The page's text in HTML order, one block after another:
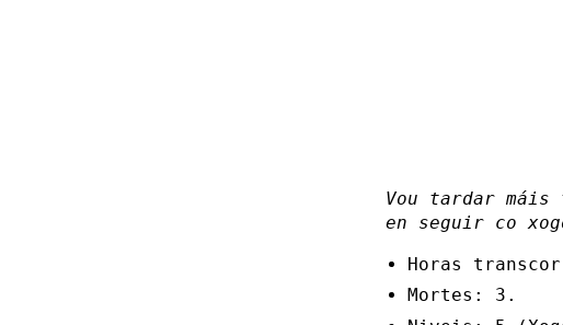
Vou tardar máis
en seguir co
Horas
Mortes: 3.